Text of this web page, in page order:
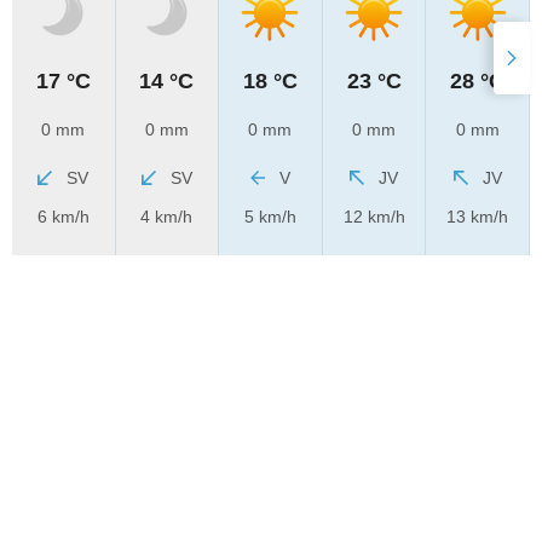
17 °C
0 mm
SV
6 km/h
14 °C
0 mm
SV
4 km/h
18 °C
0 mm
V
5 km/h
23 °C
0 mm
JV
12 km/h
28 °C
0 mm
JV
13 km/h